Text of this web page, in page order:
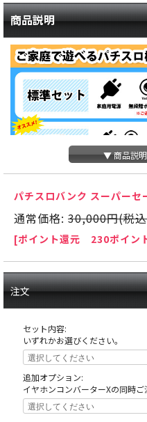
商品説明
天井の木枠部分に島へ固定する為に
▼ 商品説
パチスロバンク スーパーセ
通常価格: 30,000円(税
[ポイント還元 230ポイン
注文
セット内容:
いずれかお選びください。
追加オプション:
イヤホンコンバーターXの同時ご